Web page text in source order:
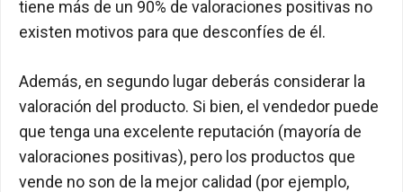
tiene más de un 90% de valoraciones positivas no
existen motivos para que desconfíes de él.
Además, en segundo lugar deberás considerar la
valoración del producto. Si bien, el vendedor puede
que tenga una excelente reputación (mayoría de
valoraciones positivas), pero los productos que
vende no son de la mejor calidad (por ejemplo,